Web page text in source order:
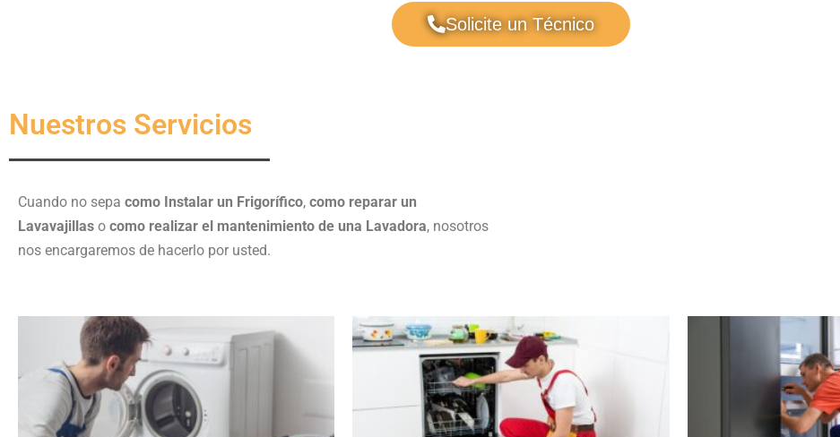
Solicite un Técnico
Nuestros Servicios
Cuando no sepa como Instalar un Frigorífico, como reparar un
Lavavajillas o como realizar el mantenimiento de una Lavadora, nosotros
nos encargaremos de hacerlo por usted.